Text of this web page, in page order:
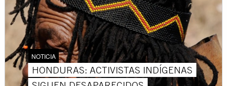
NOTICIA
HONDURAS: ACTIVISTAS INDÍGENAS